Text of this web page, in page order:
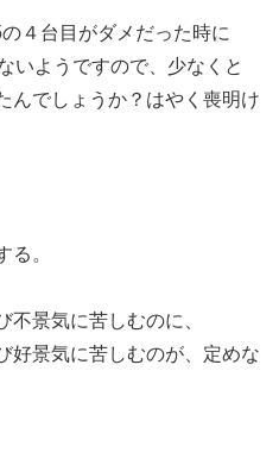
４台目がダメだった時に
いようですので、少なくと
んでしょうか？はやく喪明け
る。
景気に苦しむのに、
好景気に苦しむのが、定めな